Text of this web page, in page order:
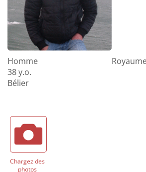
Homme
38 y.o.
Bélier
Chargez des
photos